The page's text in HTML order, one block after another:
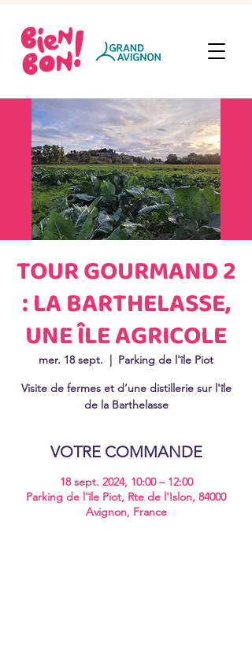
TOUR GOURMAND 2
: LA BARTHELASSE,
UNE ÎLE AGRICOLE
mer. 18 sept.
  |
Parking de l'île Piot
Visite de fermes et d’une distillerie sur l'île
de la Barthelasse
VOTRE COMMANDE
18 sept. 2024, 10:00 – 12:00
Parking de l'île Piot, Rte de l'Islon, 84000
Avignon, France